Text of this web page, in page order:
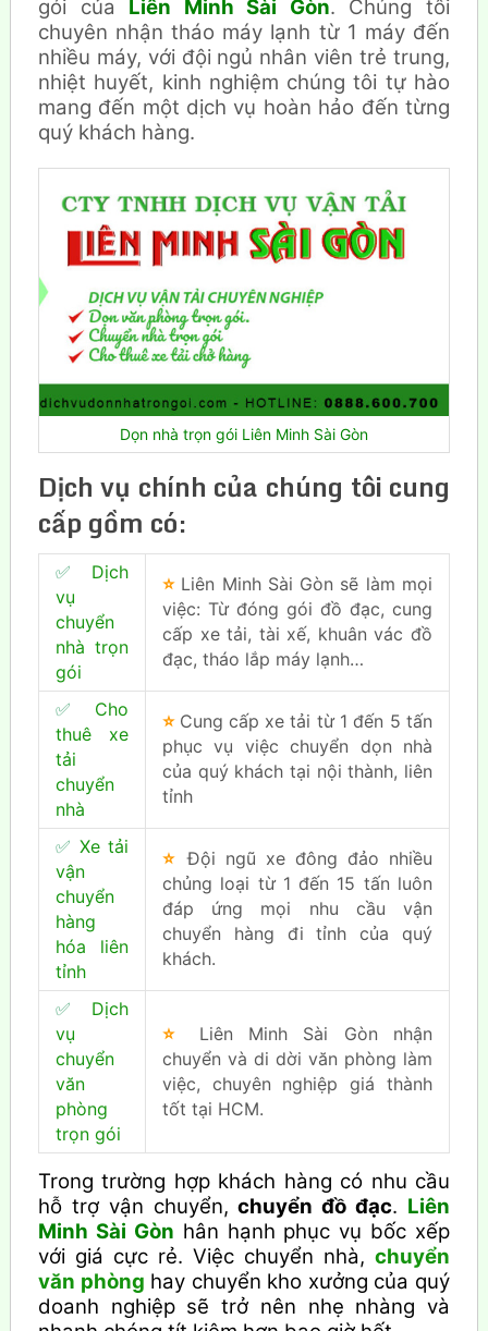
gói của Liên Minh Sài Gòn. Chúng tôi
chuyên nhận tháo máy lạnh từ 1 máy đến
nhiều máy, với đội ngủ nhân viên trẻ trung,
nhiệt huyết, kinh nghiệm chúng tôi tự hào
mang đến một dịch vụ hoàn hảo đến từng
quý khách hàng.
Dọn nhà trọn gói Liên Minh Sài Gòn
Dịch vụ chính của chúng tôi cung
cấp gồm có:
✅ Dịch
vụ
chuyển
nhà trọn
gói
⭐ Liên Minh Sài Gòn sẽ làm mọi
việc: Từ đóng gói đồ đạc, cung
cấp xe tải, tài xế, khuân vác đồ
đạc, tháo lắp máy lạnh…
✅
Cho
thuê xe
tải
chuyển
nhà
⭐ Cung cấp xe tải từ 1 đến 5 tấn
phục vụ việc chuyển dọn nhà
của quý khách tại nội thành, liên
tỉnh
✅ Xe tải
vận
chuyển
hàng
hóa liên
tỉnh
⭐Đội ngũ xe đông đảo nhiều
chủng loại từ 1 đến 15 tấn luôn
đáp ứng mọi nhu cầu vận
chuyển hàng đi tỉnh của quý
khách.
✅
Dịch
vụ
chuyển
văn
phòng
trọn gói
⭐ Liên Minh Sài Gòn nhận
chuyển và di dời văn phòng làm
việc, chuyên nghiệp giá thành
tốt tại HCM.
Trong trường hợp khách hàng có nhu cầu
hỗ trợ vận chuyển,chuyển đồ đạc. Liên
Minh Sài Gòn hân hạnh phục vụ bốc xếp
với giá cực rẻ. Việc chuyển nhà,chuyển
văn phòng hay chuyển kho xưởng của quý
doanh nghiệp sẽ trở nên nhẹ nhàng và